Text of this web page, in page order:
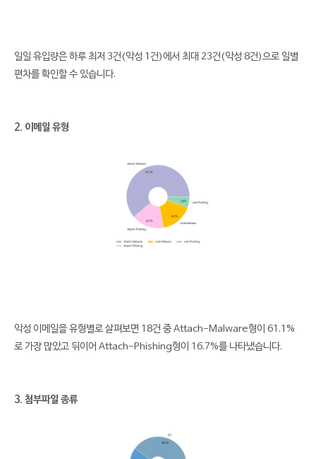
일일 유입량은 하루 최저 3건(악성 1건)에서 최대 23건(악성 8건)으로 일별
편차를 확인할 수 있습니다.
2. 이메일 유형
악성 이메일을 유형별로 살펴보면 18건 중 Attach-Malware형이 61.1%
로 가장 많았고 뒤이어 Attach-Phishing형이 16.7%를 나타냈습니다.
3. 첨부파일 종류